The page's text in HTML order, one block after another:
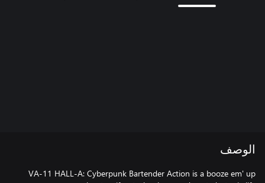
الوصف
VA-11 HALL-A: Cyberpunk Bartender Action is a booze em' up